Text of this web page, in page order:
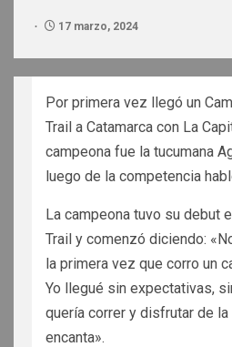
17 marzo, 2024
Por primera vez llegó un
Trail a Catamarca con La
campeona fue la tucumana
luego de la competencia
La campeona tuvo su debut
Trail y comenzó diciendo:
la primera vez que corro un
Yo llegué sin expectativas,
quería correr y disfrutar de la
encanta».